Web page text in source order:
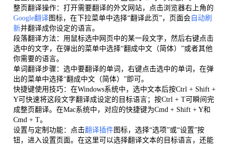
整页翻译操作：打开需要翻译的外文网站，点击浏览器右上角的
Google翻译图标，在下拉菜单中选择“翻译此页”，页面会 自动刷
新并翻译成你设定的语言。
段落翻译方法：用鼠标选中网页中的某一段文字，然后右键点击
选中的文字，在弹出的菜单中选择“翻成中文（简体）”或者其他
你需要的语言。
单词翻译步骤：选中要翻译的单词，右键点击选中的单词，在弹
出的菜单中选择“翻成中文（简体）”即可。
快捷键使用技巧：在Windows系统中，选中文本后按Ctrl + Shift +
Y可快速将这段文字翻译成设定的目标语言；按Ctrl + T可瞬间完
成整页翻译。在Mac系统中，对应的快捷键为Cmd + Shift + Y和
Cmd + T。
设置与定制功能：点击翻译插件图标，选择“选项”或“设置”按
钮，进入设置页面。在这里可以选择翻译文本的目标语言，还能